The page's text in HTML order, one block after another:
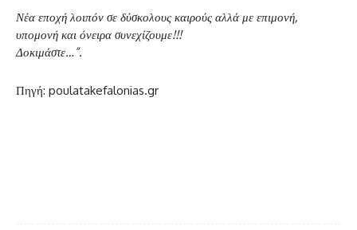
Νέα εποχή λοιπόν σε δύσκολους καιρούς αλλά με επιμονή,
υπομονή και όνειρα συνεχίζουμε!!!
Δοκιμάστε…”.
Πηγή: poulatakefalonias.gr